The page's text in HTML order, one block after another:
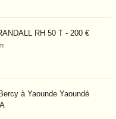
RH 50 T - 200 €
à Yaounde Yaoundé